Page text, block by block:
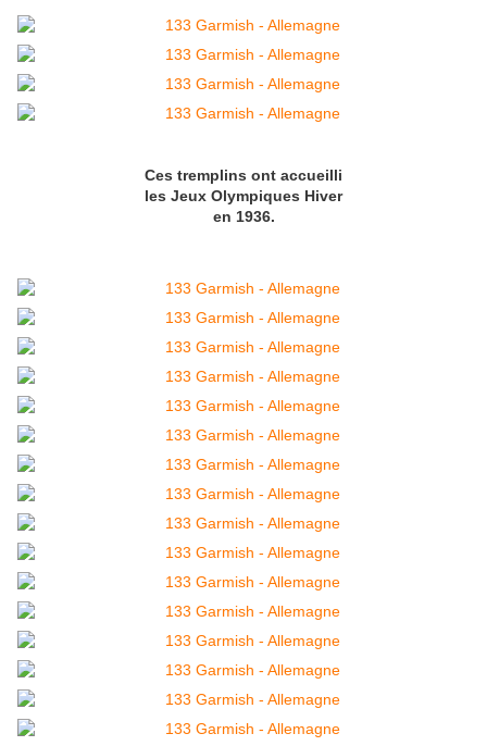
Ces tremplins ont accueilli
les Jeux Olympiques Hiver
en 1936.